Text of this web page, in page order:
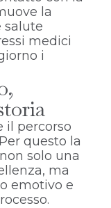
la
salute
medici
i
il percorso
questo la
solo una
ma
emotivo e